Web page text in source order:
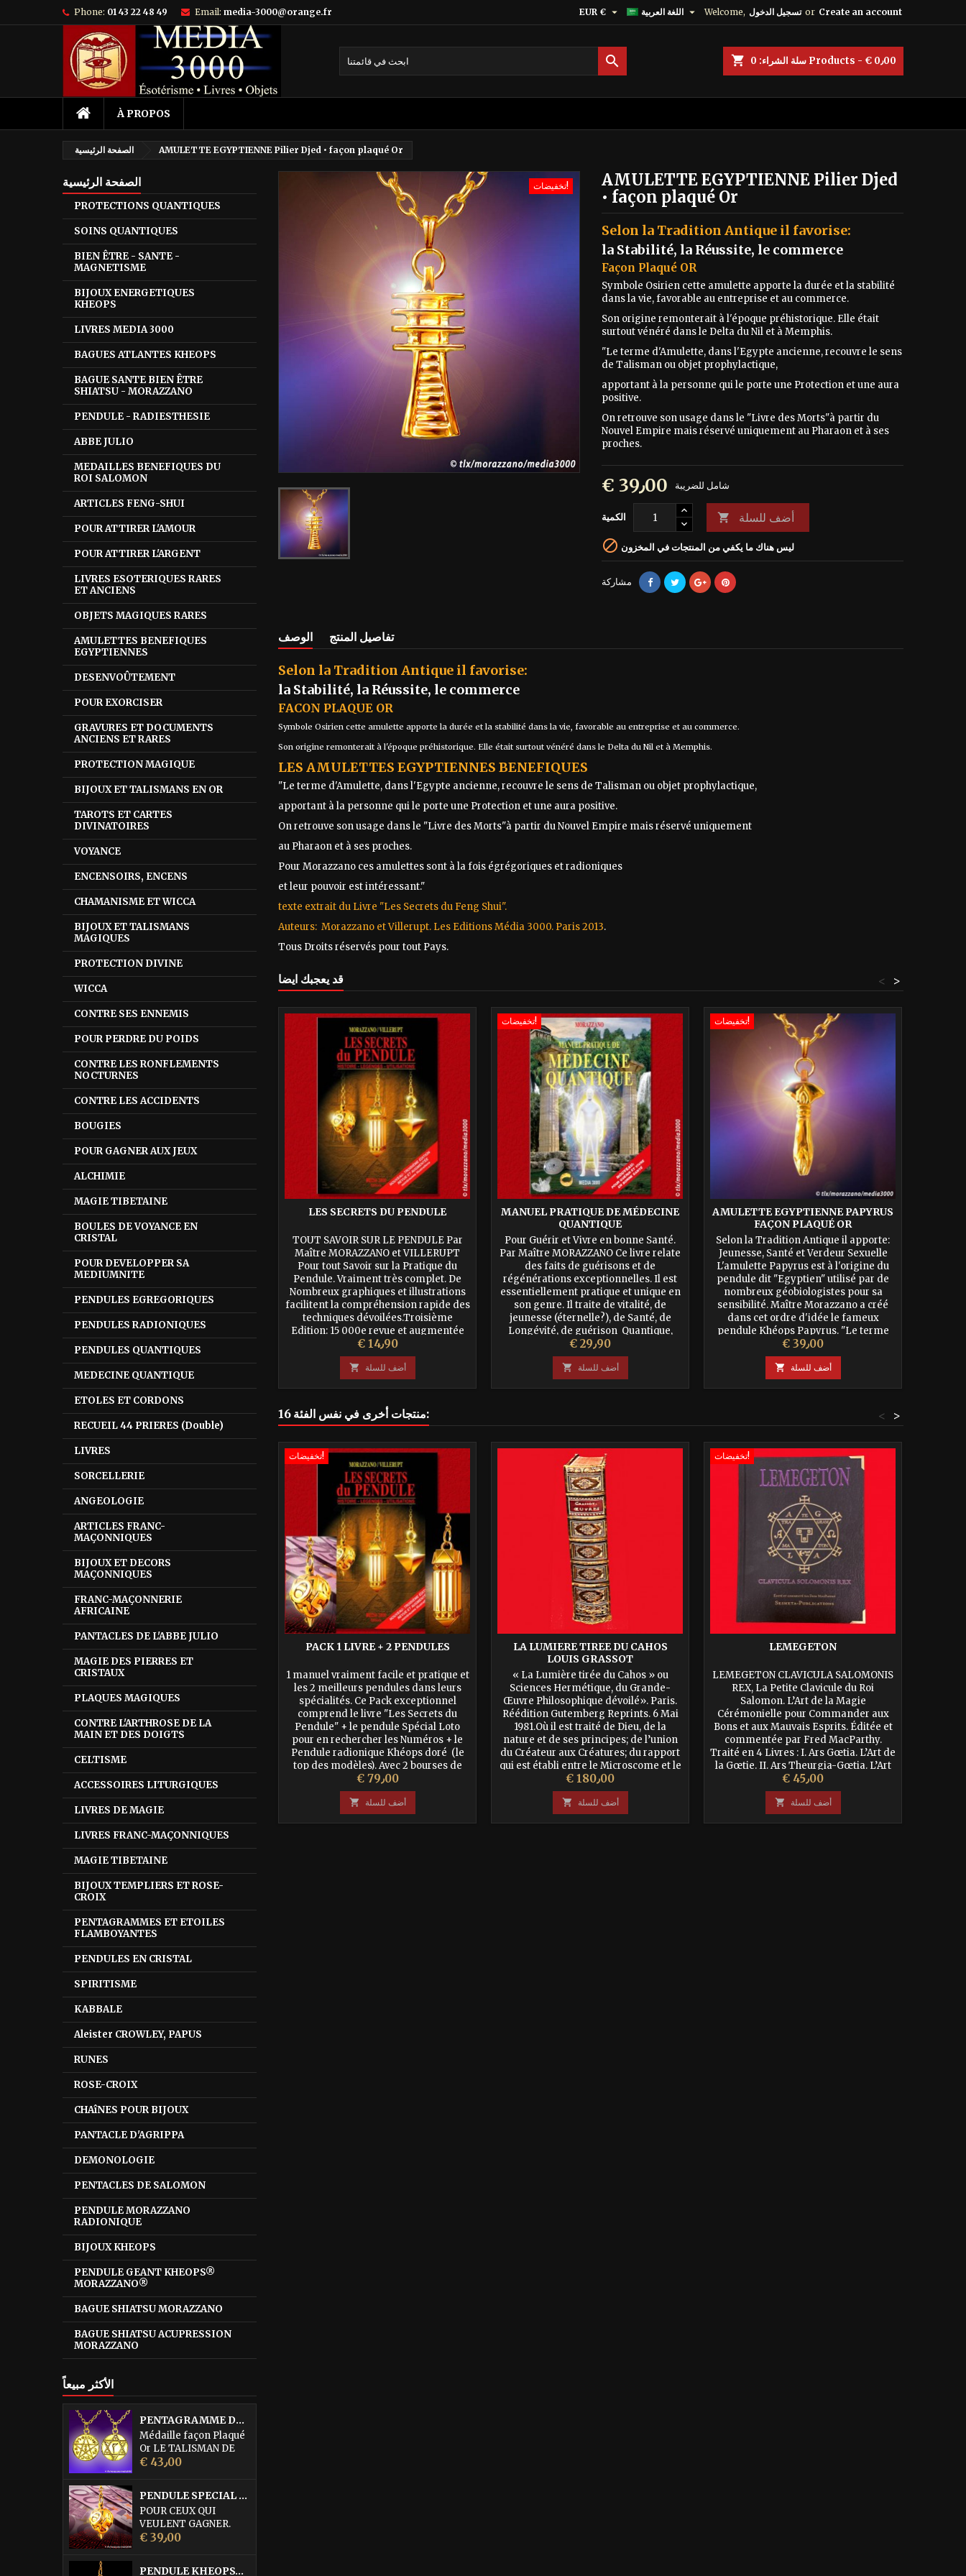
Phone: 01 43 22 48 49 Email: media-3000@orange.fr Welcome, تسجيل الدخول or Create an account اللغة العربية 
EUR € 
shopping_cart سلة الشراء: 0 Products - € 0٫00 
À PROPOS
الصفحة الرئيسية AMULETTE EGYPTIENNE Pilier Djed • façon plaqué Or
الصفحة الرئيسية
PROTECTIONS QUANTIQUES
SOINS QUANTIQUES
BIEN ÊTRE - SANTE -
MAGNETISME
BIJOUX ENERGETIQUES
KHEOPS
LIVRES MEDIA 3000
BAGUES ATLANTES KHEOPS
BAGUE SANTE BIEN ÊTRE
SHIATSU - MORAZZANO
PENDULE - RADIESTHESIE
ABBE JULIO
MEDAILLES BENEFIQUES DU
ROI SALOMON
ARTICLES FENG-SHUI
POUR ATTIRER L'AMOUR
POUR ATTIRER L'ARGENT
LIVRES ESOTERIQUES RARES
ET ANCIENS
OBJETS MAGIQUES RARES
AMULETTES BENEFIQUES
EGYPTIENNES
DESENVOÛTEMENT
POUR EXORCISER
GRAVURES ET DOCUMENTS
ANCIENS ET RARES
PROTECTION MAGIQUE
BIJOUX ET TALISMANS EN OR
TAROTS ET CARTES
DIVINATOIRES
VOYANCE
ENCENSOIRS, ENCENS
CHAMANISME ET WICCA
BIJOUX ET TALISMANS
MAGIQUES
PROTECTION DIVINE
WICCA
CONTRE SES ENNEMIS
POUR PERDRE DU POIDS
CONTRE LES RONFLEMENTS
NOCTURNES
CONTRE LES ACCIDENTS
BOUGIES
POUR GAGNER AUX JEUX
ALCHIMIE
MAGIE TIBETAINE
BOULES DE VOYANCE EN
CRISTAL
POUR DEVELOPPER SA
MEDIUMNITE
PENDULES EGREGORIQUES
PENDULES RADIONIQUES
PENDULES QUANTIQUES
MEDECINE QUANTIQUE
ETOLES ET CORDONS
RECUEIL 44 PRIERES (Double)
LIVRES
SORCELLERIE
ANGEOLOGIE
ARTICLES FRANC-
MAÇONNIQUES
BIJOUX ET DECORS
MAÇONNIQUES
FRANC-MAÇONNERIE
AFRICAINE
PANTACLES DE L'ABBE JULIO
MAGIE DES PIERRES ET
CRISTAUX
PLAQUES MAGIQUES
CONTRE L'ARTHROSE DE LA
MAIN ET DES DOIGTS
CELTISME
ACCESSOIRES LITURGIQUES
LIVRES DE MAGIE
LIVRES FRANC-MAÇONNIQUES
MAGIE TIBETAINE
BIJOUX TEMPLIERS ET ROSE-
CROIX
PENTAGRAMMES ET ETOILES
FLAMBOYANTES
PENDULES EN CRISTAL
SPIRITISME
KABBALE
Aleister CROWLEY, PAPUS
RUNES
ROSE-CROIX
CHAîNES POUR BIJOUX
PANTACLE D'AGRIPPA
DEMONOLOGIE
PENTACLES DE SALOMON
PENDULE MORAZZANO
RADIONIQUE
BIJOUX KHEOPS
PENDULE GEANT KHEOPS®
MORAZZANO®
BAGUE SHIATSU MORAZZANO
BAGUE SHIATSU ACUPRESSION
MORAZZANO
الأكثر مبيعاً
PENTAGRAMME DE L'ABBE JULIO
Médaille façon Plaqué
Or LE TALISMAN DE
PROTECTION
serait la quintessence
des médailles de
Protection. Elle est
d'une efficacité
combattre les forces
السعر € 43٫00
PENDULE SPECIAL LOTO • DORURE OR FIN
POUR CEUX QUI
VEULENT GAGNER.
Pendule égrégorique
السعر€ 39٫00
PENDULE KHEOPS® PHARAON MORAZZANO® DORÉ
تخفيضات!
AMULETTE EGYPTIENNE Pilier Djed
• façon plaqué Or
Selon la Tradition Antique il favorise:
la Stabilité, la Réussite, le commerce
Façon Plaqué OR
Symbole Osirien cette amulette apporte la durée et la stabilité
dans la vie, favorable au entreprise et au commerce.
Son origine remonterait à l'époque préhistorique. Elle était
surtout vénéré dans le Delta du Nil et à Memphis.
"Le terme d'Amulette, dans l'Egypte ancienne, recouvre le sens
de Talisman ou objet prophylactique,
apportant à la personne qui le porte une Protection et une aura
positive.
On retrouve son usage dans le "Livre des Morts"à partir du
Nouvel Empire mais réservé uniquement au Pharaon et à ses
proches.
€ 39٫00 شامل للضريبة
الكمية  أضف للسلة
 ليس هناك ما يكفي من المنتجات في المخزون
مشاركة
الوصف تفاصيل المنتج
Selon la Tradition Antique il favorise:
la Stabilité, la Réussite, le commerce
FACON PLAQUE OR
Symbole Osirien cette amulette apporte la durée et la stabilité dans la vie, favorable au entreprise et au commerce.
Son origine remonterait à l'époque préhistorique. Elle était surtout vénéré dans le Delta du Nil et à Memphis.
LES AMULETTES EGYPTIENNES BENEFIQUES
"Le terme d'Amulette, dans l'Egypte ancienne, recouvre le sens de Talisman ou objet prophylactique,
apportant à la personne qui le porte une Protection et une aura positive.
On retrouve son usage dans le "Livre des Morts"à partir du Nouvel Empire mais réservé uniquement
au Pharaon et à ses proches.
Pour Morazzano ces amulettes sont à la fois égrégoriques et radioniques
et leur pouvoir est intéressant."
texte extrait du Livre "Les Secrets du Feng Shui".
Auteurs: Morazzano et Villerupt. Les Editions Média 3000. Paris 2013.
Tous Droits réservés pour tout Pays.
قد يعجبك ايضا >
<
LES SECRETS DU PENDULE
TOUT SAVOIR SUR LE PENDULE Par
Maître MORAZZANO et VILLERUPT
Pour tout Savoir sur la Pratique du
Pendule. Vraiment très complet. De
Nombreux graphiques et illustrations
facilitent la compréhension rapide des
techniques dévoilées.Troisième
Edition: 15 000e revue et augmentée
السعر€ 14٫90
 أضف للسلة
تخفيضات!
MANUEL PRATIQUE DE MÉDECINE
QUANTIQUE
Pour Guérir et Vivre en bonne Santé.
Par Maître MORAZZANO Ce livre relate
des faits de guérisons et de
régénérations exceptionnelles. Il est
essentiellement pratique et unique en
son genre. Il traite de vitalité, de
jeunesse (éternelle?), de Santé, de
Longévité, de guérison Quantique,
d’une méthode pour régénérer son
cœur, ses organes, ses os, de la...
السعر€ 29٫90
 أضف للسلة
تخفيضات!
AMULETTE EGYPTIENNE PAPYRUS
FAÇON PLAQUÉ OR
Selon la Tradition Antique il apporte:
Jeunesse, Santé et Verdeur Sexuelle
L'amulette Papyrus est à l'origine du
pendule dit "Egyptien" utilisé par de
nombreux géobiologistes pour sa
sensibilité. Maître Morazzano a créé
dans cet ordre d'idée le fameux
pendule Khéops Papyrus. "Le terme
d'Amulette, dans l'Egypte ancienne,
recouvre le sens de Talisman ou...
السعر€ 39٫00
 أضف للسلة
16 منتجات أخرى في نفس الفئة: >
<
تخفيضات!
PACK 1 LIVRE + 2 PENDULES
1 manuel vraiment facile et pratique et
les 2 meilleurs pendules dans leurs
spécialités. Ce Pack exceptionnel
comprend le livre "Les Secrets du
Pendule" + le pendule Spécial Loto
pour en rechercher les Numéros + le
Pendule radionique Khéops doré (le
top des modèles). Avec 2 bourses de
rangement notices, et planches de
recherche.
السعر € 79٫00
 أضف للسلة
LA LUMIERE TIREE DU CAHOS
LOUIS GRASSOT
« La Lumière tirée du Cahos » ou
Sciences Hermétique, du Grande-
Œuvre Philosophique dévoilé». Paris.
Réédition Gutemberg Reprints. 6 Mai
1981.Où il est traité de Dieu, de la
nature et de ses principes; de l’union
du Créateur aux Créatures; du rapport
qui est établi entre le Microscome et le
Macroscome; du retour de toutes les
créatures à l’Unité leur...
السعر € 180٫00
 أضف للسلة
تخفيضات!
LEMEGETON
LEMEGETON CLAVICULA SALOMONIS
REX, La Petite Clavicule du Roi
Salomon. L’Art de la Magie
Cérémonielle pour Commander aux
Bons et aux Mauvais Esprits. Éditée et
commentée par Fred MacParthy.
Traité en 4 Livres : I. Ars Gœtia. L’Art de
la Gœtie. II. Ars Theurgia-Gœtia. L’Art
de la Théurgie-Gœtie. III. Ars Paulina.
L’Art Paulin de Salomon. IV. Ars
Almadel...
السعر€ 45٫00
 أضف للسلة